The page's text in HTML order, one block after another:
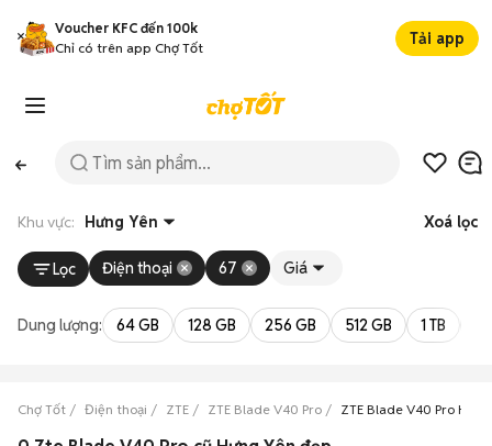
Voucher KFC đến 100k
Chỉ có trên app Chợ Tốt
Tải app
Khu vực: Hưng Yên Xoá lọc
Lọc Điện thoại 67 Giá
Dung lượng: 64 GB 128 GB 256 GB 512 GB 1 TB
Chợ Tốt Điện thoại ZTE ZTE Blade V40 Pro ZTE Blade V40 Pro